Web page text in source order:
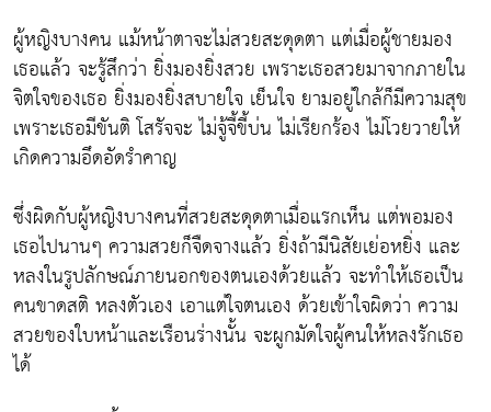
ผู้หญิงบางคน แม้หน้าตาจะไม่สวยสะดุดตา แต่เมื่อผู้ชายมอง
เธอแล้ว จะรู้สึกว่า ยิ่งมองยิ่งสวย เพราะเธอสวยมาจากภายใน
จิตใจของเธอ ยิ่งมองยิ่งสบายใจ เย็นใจ ยามอยู่ใกล้ก็มีความสุข
เพราะเธอมีขันติ โสรัจจะ ไม่จู้จี้ขี้บ่น ไม่เรียกร้อง ไม่โวยวายให้
เกิดความอึดอัดรำคาญ
ซึ่งผิดกับผู้หญิงบางคนที่สวยสะดุดตาเมื่อแรกเห็น แต่พอมอง
เธอไปนานๆ ความสวยก็จืดจางแล้ว ยิ่งถ้ามีนิสัยเย่อหยิ่ง และ
หลงในรูปลักษณ์ภายนอกของตนเองด้วยแล้ว จะทำให้เธอเป็น
คนขาดสติ หลงตัวเอง เอาแต่ใจตนเอง ด้วยเข้าใจผิดว่า ความ
สวยของใบหน้าและเรือนร่างนั้น จะผูกมัดใจผู้คนให้หลงรักเธอ
ได้